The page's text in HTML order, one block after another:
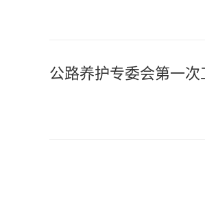
公路养护专委会第一